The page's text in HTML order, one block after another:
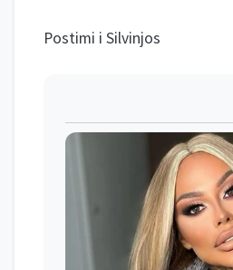
Postimi i Silvinjos